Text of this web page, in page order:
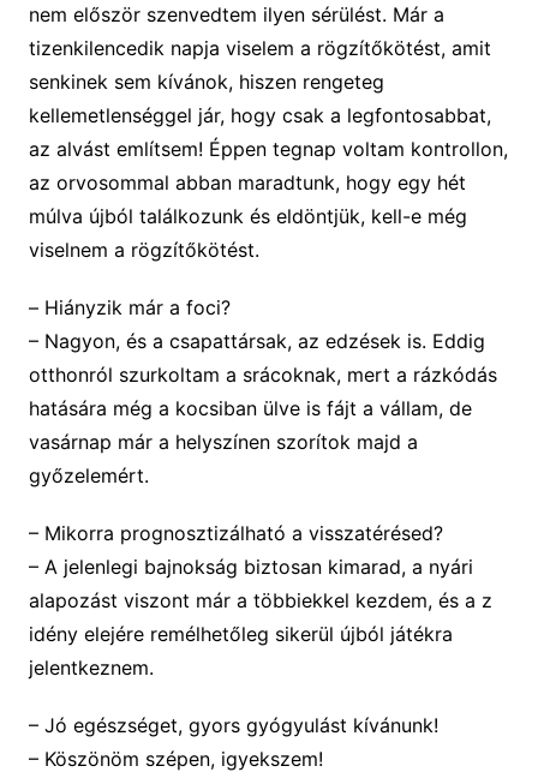
nem először szenvedtem ilyen sérülést. Már a
tizenkilencedik napja viselem a rögzítőkötést, amit
senkinek sem kívánok, hiszen rengeteg
kellemetlenséggel jár, hogy csak a legfontosabbat,
az alvást említsem! Éppen tegnap voltam kontrollon,
az orvosommal abban maradtunk, hogy egy hét
múlva újból találkozunk és eldöntjük, kell-e még
viselnem a rögzítőkötést.
– Hiányzik már a foci?
– Nagyon, és a csapattársak, az edzések is. Eddig
otthonról szurkoltam a srácoknak, mert a rázkódás
hatására még a kocsiban ülve is fájt a vállam, de
vasárnap már a helyszínen szorítok majd a
győzelemért.
– Mikorra prognosztizálható a visszatérésed?
– A jelenlegi bajnokság biztosan kimarad, a nyári
alapozást viszont már a többiekkel kezdem, és a z
idény elejére remélhetőleg sikerül újból játékra
jelentkeznem.
– Jó egészséget, gyors gyógyulást kívánunk!
– Köszönöm szépen, igyekszem!